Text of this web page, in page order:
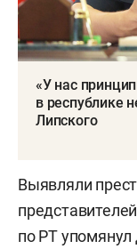
«У нас
в республике
Липского
Выявляли
по РТ